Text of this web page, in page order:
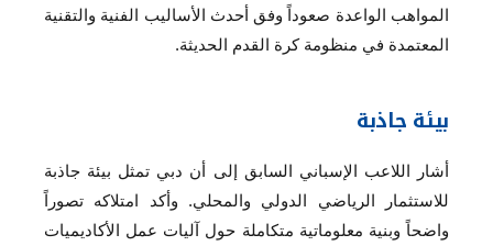
المواهب الواعدة صعوداً وفق أحدث الأساليب الفنية والتقنية
المعتمدة في منظومة كرة القدم الحديثة.
بيئة جاذبة
أشار اللاعب الإسباني السابق إلى أن دبي تمثل بيئة جاذبة
للاستثمار الرياضي الدولي والمحلي. وأكد امتلاكه تصوراً
واضحاً وبنية معلوماتية متكاملة حول آليات عمل الأكاديميات